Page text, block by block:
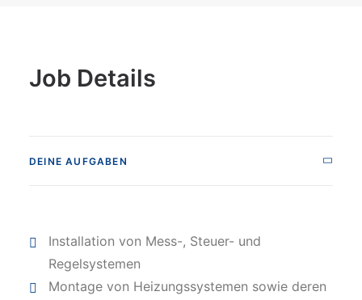
Job Details
DEINE AUFGABEN
Installation von Mess-, Steuer- und
Regelsystemen
Montage von Heizungssystemen sowie deren